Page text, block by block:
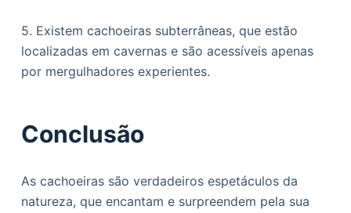
5. Existem cachoeiras subterrâneas, que estão
localizadas em cavernas e são acessíveis apenas
por mergulhadores experientes.
Conclusão
As cachoeiras são verdadeiros espetáculos da
natureza, que encantam e surpreendem pela sua